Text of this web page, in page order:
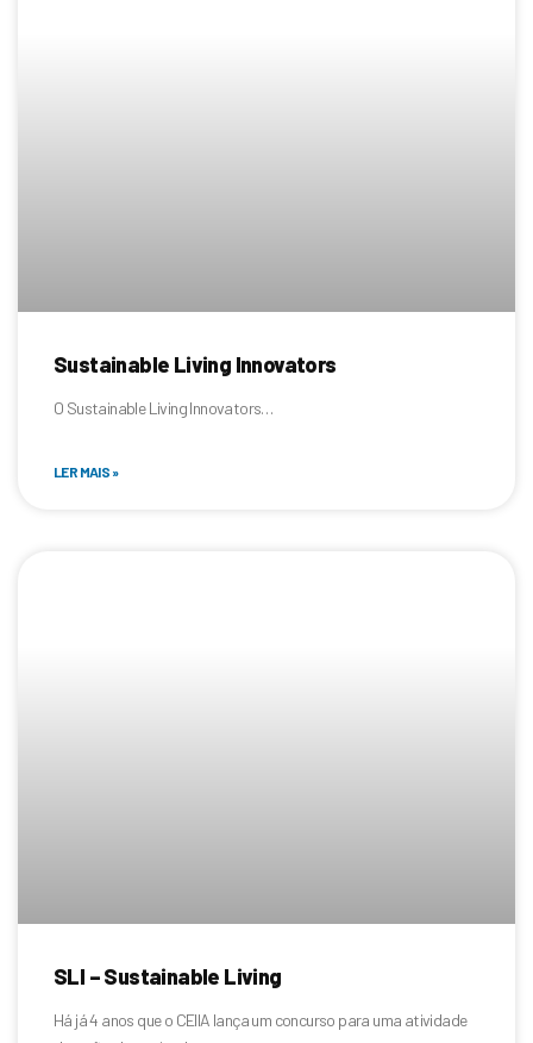
Sustainable Living Innovators
O Sustainable Living Innovators…
LER MAIS »
SLI – Sustainable Living
Há já 4 anos que o CEIIA lança um concurso para uma atividade